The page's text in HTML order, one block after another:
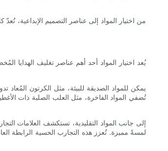
من اختيار المواد إلى عناصر التصميم الإبداعية،
يُعد اختيار المواد أحد أهم عناصر تغليف الهدايا
يمكن للمواد الصديقة للبيئة، مثل الكرتون المُعاد
تُضفي المواد الفاخرة، مثل العلب الصلبة ذات
إلى جانب المواد التقليدية، تستكشف العلامات
لمسةً مميزة. تُعزز هذه التجارب الحسية الرابطة